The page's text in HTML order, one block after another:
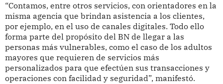
“Contamos, entre otros servicios, con orientadores en la
misma agencia que brindan asistencia a los clientes,
por ejemplo, en el uso de canales digitales. Todo ello
forma parte del propósito del BN de llegar a las
personas más vulnerables, como el caso de los adultos
mayores que requieren de servicios más
personalizados para que efectúen sus transacciones y
operaciones con facilidad y seguridad”, manifestó.